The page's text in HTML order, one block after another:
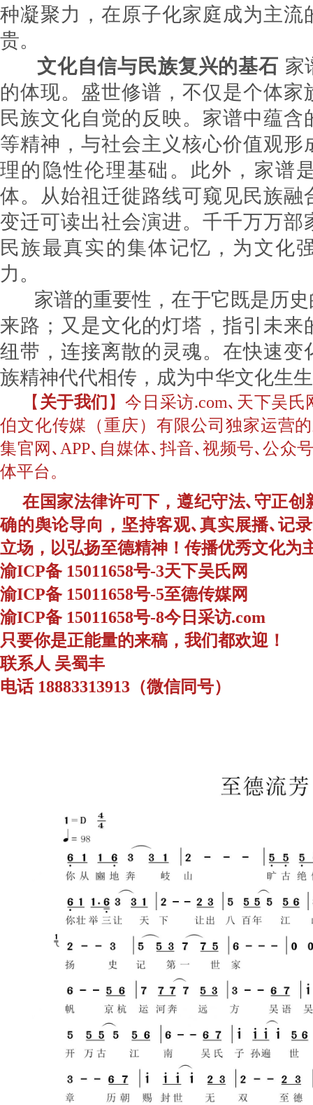
种凝聚力，在原子化家庭成为主流
贵。
文化自信与民族复兴的基石 家
的体现。盛世修谱，不仅是个体家
民族文化自觉的反映。家谱中蕴含
等精神，与社会主义核心价值观形
理的隐性伦理基础。此外，家谱
体。从始祖迁徙路线可窥见民族融
变迁可读出社会演进。千千万万部
民族最真实的集体记忆，为文化
力。
家谱的重要性，在于它既是历史
来路；又是文化的灯塔，指引未来
纽带，连接离散的灵魂。在快速变
族精神代代相传，成为中华文化生
【 关于我们 】今日采访.com､天下吴
伯文化传媒（重庆）有限公司独家运营
集官网､APP､自媒体､抖音､视频号､公众
体平台。
在国家法律许可下，遵纪守法､守正创
确的舆论导向，坚持客观､真实展播､记
立场，以弘扬至德精神！传播优秀文化为
渝ICP备 15011658号-3天下吴氏网
渝ICP备 15011658号-5至德传媒网
渝ICP备 15011658号-8今日采访.com
只要你是正能量的来稿，我们都欢迎！
联系人 吴蜀丰
电话 18883313913（微信同号）